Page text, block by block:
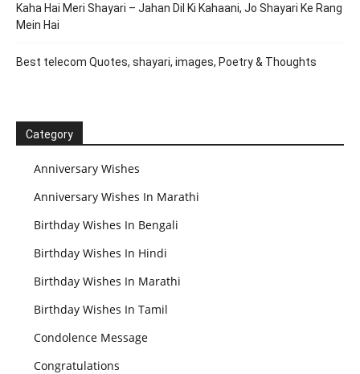
Kaha Hai Meri Shayari – Jahan Dil Ki Kahaani, Jo Shayari Ke Rang
Mein Hai
Best telecom Quotes, shayari, images, Poetry & Thoughts
Category
Anniversary Wishes
Anniversary Wishes In Marathi
Birthday Wishes In Bengali
Birthday Wishes In Hindi
Birthday Wishes In Marathi
Birthday Wishes In Tamil
Condolence Message
Congratulations